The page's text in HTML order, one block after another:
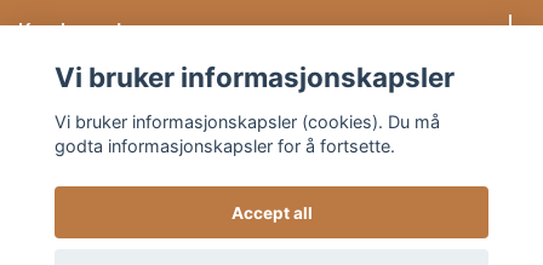
Kundeservice
Vi bruker informasjonskapsler
Vi bruker informasjonskapsler (cookies). Du må
godta informasjonskapsler for å fortsette.
Accept all